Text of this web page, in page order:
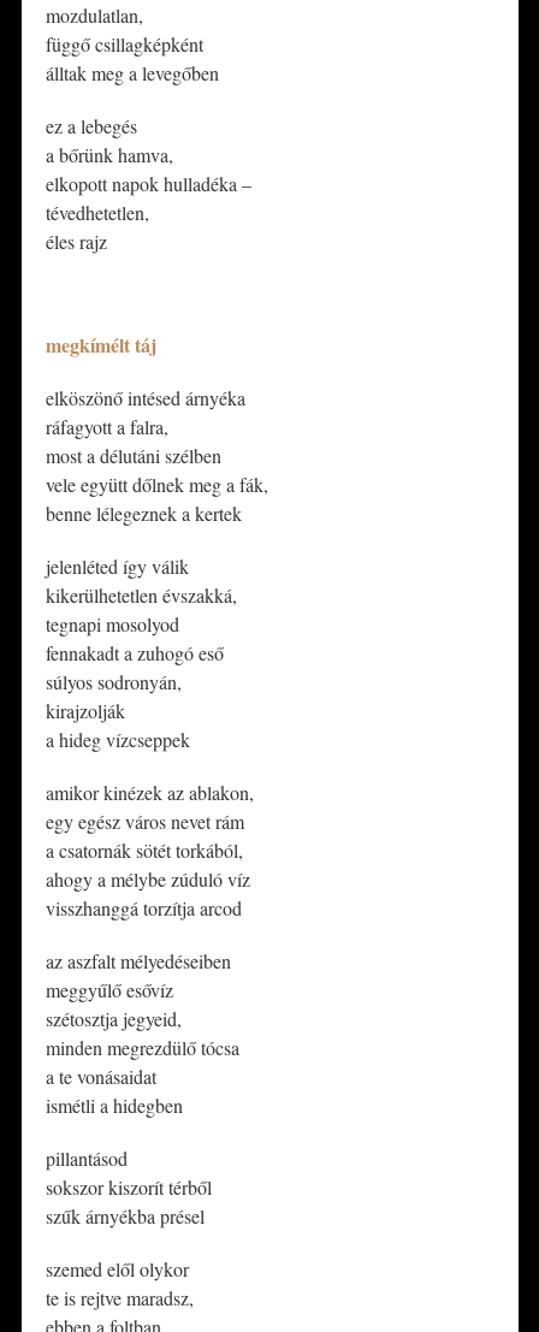
mozdulatlan,
függő csillagképként
álltak meg a levegőben
​ez a lebegés
a bőrünk hamva,
elkopott napok hulladéka –
tévedhetetlen,
éles rajz
megkímélt táj
elköszönő intésed árnyéka
ráfagyott a falra,
most a délutáni szélben
vele együtt dőlnek meg a fák,
benne lélegeznek a kertek
jelenléted így válik
kikerülhetetlen évszakká,
tegnapi mosolyod
fennakadt a zuhogó eső
súlyos sodronyán,
kirajzolják
a hideg vízcseppek
​amikor kinézek az ablakon,
egy egész város nevet rám
a csatornák sötét torkából,
ahogy a mélybe zúduló víz
visszhanggá torzítja arcod
az aszfalt mélyedéseiben
meggyűlő esővíz
szétosztja jegyeid,
minden megrezdülő tócsa
a te vonásaidat
ismétli a hidegben
pillantásod
sokszor kiszorít térből
szűk árnyékba présel
​szemed elől olykor
te is rejtve maradsz,
ebben a foltban